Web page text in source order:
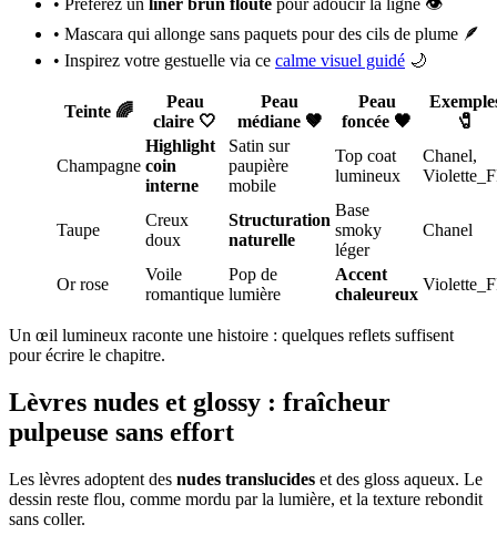
• Préférez un liner brun flouté pour adoucir la ligne 👁️
• Mascara qui allonge sans paquets pour des cils de plume 🪶
• Inspirez votre gestuelle via ce calme visuel guidé 🌙
Teinte 🌈
Peau
claire 🤍
Peau
médiane 🤎
Peau
foncée 🖤
🧷
Champagne
Highlight
coin
interne
Satin sur
paupière
mobile
Top coat
lumineux
Chanel,
Taupe
Creux
doux
Structuration
naturelle
Base
smoky
léger
Chanel
Or rose
Voile
romantique
Pop de
lumière
Accent
chaleureux
Un œil lumineux raconte une histoire : quelques reflets suffisent
pour écrire le chapitre.
Lèvres nudes et glossy : fraîcheur
pulpeuse sans effort
Les lèvres adoptent des nudes translucides et des gloss aqueux. Le
dessin reste flou, comme mordu par la lumière, et la texture rebondit
sans coller.